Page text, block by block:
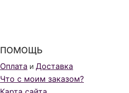
ПОМОЩЬ
Оплата и Доставка
Что с моим заказом?